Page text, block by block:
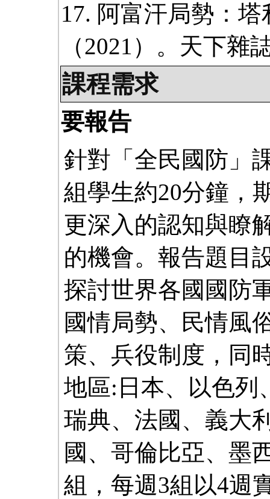
17. 阿富汗局勢：
（2021）。天下雜
課程需求
要報告
針對「全民國防」
組學生約20分鐘，
更深入的認知與瞭
的機會。報告題目
探討世界各國國防
國情局勢、民情風
策、兵役制度，同
地區:日本、以色列
瑞典、法國、義大
國、哥倫比亞、墨
組，每週3組以4週